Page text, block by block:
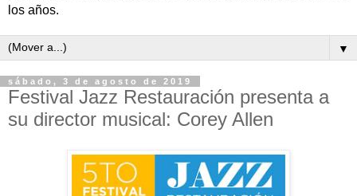
los años.
▼
sábado, 3 de agosto de 2019
Festival Jazz Restauración presenta a
su director musical: Corey Allen